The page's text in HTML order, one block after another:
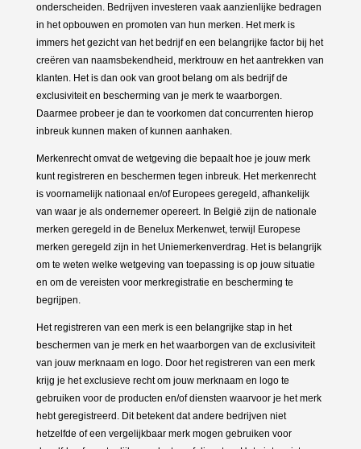
onderscheiden. Bedrijven investeren vaak aanzienlijke bedragen
in het opbouwen en promoten van hun merken. Het merk is
immers het gezicht van het bedrijf en een belangrijke factor bij het
creëren van naamsbekendheid, merktrouw en het aantrekken van
klanten. Het is dan ook van groot belang om als bedrijf de
exclusiviteit en bescherming van je merk te waarborgen.
Daarmee probeer je dan te voorkomen dat concurrenten hierop
inbreuk kunnen maken of kunnen aanhaken.
Merkenrecht omvat de wetgeving die bepaalt hoe je jouw merk
kunt registreren en beschermen tegen inbreuk. Het merkenrecht
is voornamelijk nationaal en/of Europees geregeld, afhankelijk
van waar je als ondernemer opereert. In België zijn de nationale
merken geregeld in de Benelux Merkenwet, terwijl Europese
merken geregeld zijn in het Uniemerkenverdrag. Het is belangrijk
om te weten welke wetgeving van toepassing is op jouw situatie
en om de vereisten voor merkregistratie en bescherming te
begrijpen.
Het registreren van een merk is een belangrijke stap in het
beschermen van je merk en het waarborgen van de exclusiviteit
van jouw merknaam en logo. Door het registreren van een merk
krijg je het exclusieve recht om jouw merknaam en logo te
gebruiken voor de producten en/of diensten waarvoor je het merk
hebt geregistreerd. Dit betekent dat andere bedrijven niet
hetzelfde of een vergelijkbaar merk mogen gebruiken voor